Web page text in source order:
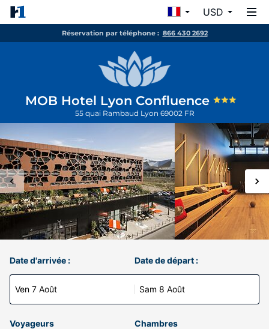
USD
Réservation par téléphone : 866 430 2692
MOB Hotel Lyon Confluence
55 quai Rambaud Lyon 69002 FR
Date d'arrivée :
Ven 7 Août
Date de départ :
Sam 8 Août
Voyageurs Chambres